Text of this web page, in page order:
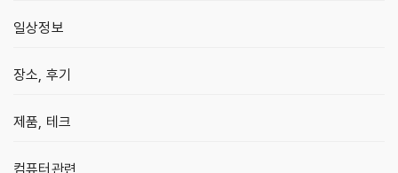
일상정보
장소, 후기
제품, 테크
컴퓨터관련